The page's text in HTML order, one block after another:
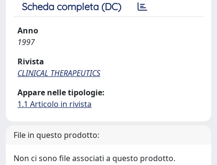
Scheda completa (DC)
Anno
1997
Rivista
CLINICAL THERAPEUTICS
Appare nelle tipologie:
1.1 Articolo in rivista
File in questo prodotto:
Non ci sono file associati a questo prodotto.